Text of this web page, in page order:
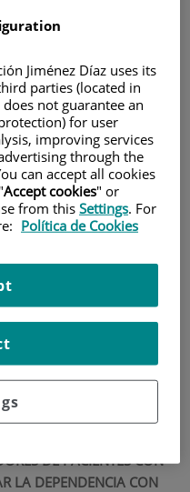
al usuario
013
DE PACIENTES CON
LA DEPENDENCIA CON
Jiménez Díaz uses its
parties (located in
not guarantee an
for user
improving services
through the
can accept all cookies
Accept cookies" or
from thisSettings. For
Política de Cookies